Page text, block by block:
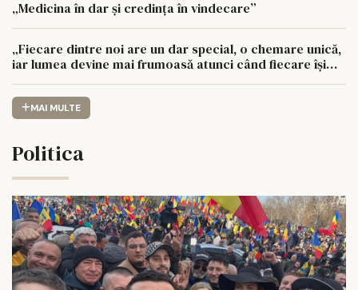
„Medicina în dar și credința în vindecare”
„Fiecare dintre noi are un dar special, o chemare unică,
iar lumea devine mai frumoasă atunci când fiecare își
MAI MULTE
Politica